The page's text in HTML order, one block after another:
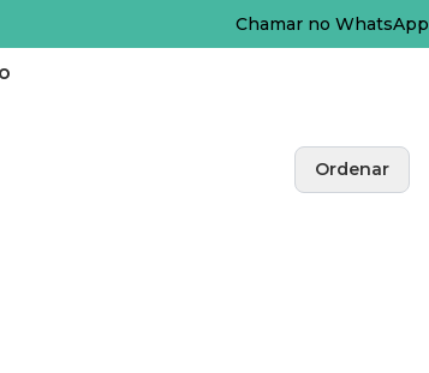
Chamar no WhatsApp
Ordenar